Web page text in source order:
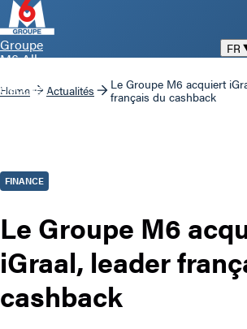
Groupe
M6 Aller
d’accueil
FR
Home Actualités
Le Groupe M6 acquiert
français du cashback
FINANCE
Le Groupe M6
iGraal, leader
cashback